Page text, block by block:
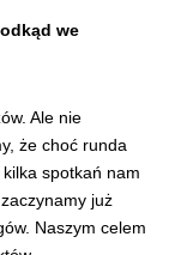
we
Ale nie
że choć runda
spotkań nam
już
Naszym celem